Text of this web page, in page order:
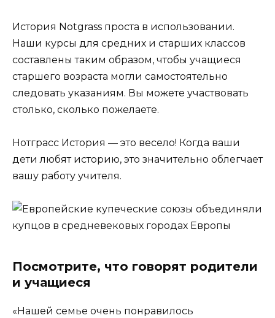
История Notgrass проста в использовании.
Наши курсы для средних и старших классов
составлены таким образом, чтобы учащиеся
старшего возраста могли самостоятельно
следовать указаниям. Вы можете участвовать
столько, сколько пожелаете.
Нотграсс История — это весело! Когда ваши
дети любят историю, это значительно облегчает
вашу работу учителя.
Посмотрите, что говорят родители
и учащиеся
«Нашей семье очень понравилось